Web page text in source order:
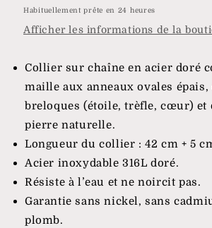
Habituellement prête en 24 heures
Afficher les informations de la
Collier sur chaîne en acier doré
maille aux anneaux ovales
breloques (étoile, trèfle, cœur) et
pierre naturelle.
Longueur du collier : 42 cm + 5
Acier inoxydable 316L doré.
Résiste à l’eau et ne noircit pas.
Garantie sans nickel, sans
plomb.